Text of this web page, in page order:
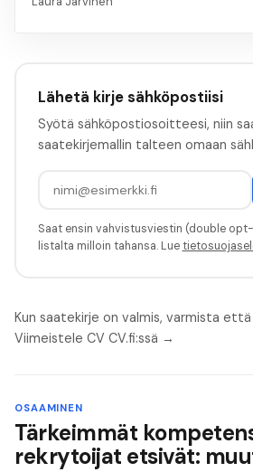
Lähetä kirje sähköpostiisi
Syötä sähköpostiosoitteesi, niin
saatekirjemallin talteen omaan
Saat ensin vahvistusviestin (double
listalta milloin tahansa. Lue
Kun saatekirje on valmis, varmista
Viimeistele CV CV.fi:ssä →
OSAAMINEN
Tärkeimmät
rekrytoijat etsivät: